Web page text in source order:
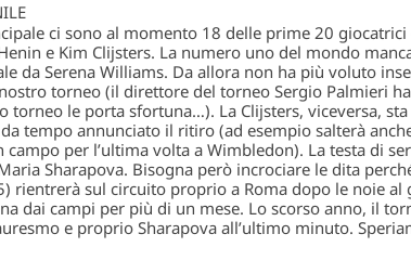
ci sono al momento 18 delle prime 20
e Kim Clijsters. La numero uno del mondo
da Serena Williams. Da allora non ha più voluto
torneo (il direttore del torneo Sergio Palmieri
torneo le porta sfortuna…). La Clijsters, viceversa,
tempo annunciato il ritiro (ad esempio salterà
campo per l’ultima volta a Wimbledon). La testa di
Sharapova. Bisogna però incrociare le dita
rientrerà sul circuito proprio a Roma dopo le noie al
dai campi per più di un mese. Lo scorso anno, il
e proprio Sharapova all’ultimo minuto.